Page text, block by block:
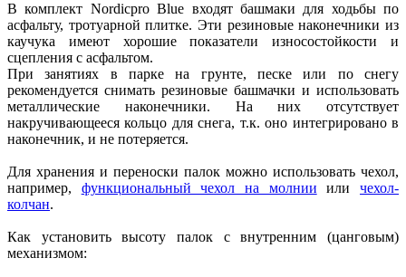
В комплект Nordicpro Blue входят башмаки для ходьбы по
асфальту, тротуарной плитке. Эти резиновые наконечники из
каучука имеют хорошие показатели износостойкости и
сцепления с асфальтом.
При занятиях в парке на грунте, песке или по снегу
рекомендуется снимать резиновые башмачки и использовать
металлические наконечники. На них отсутствует
накручивающееся кольцо для снега, т.к. оно интегрировано в
наконечник, и не потеряется.
Для хранения и переноски палок можно использовать чехол,
например, функциональный чехол на молнии иличехол-
колчан.
Как установить высоту палок с внутренним (цанговым)
механизмом: